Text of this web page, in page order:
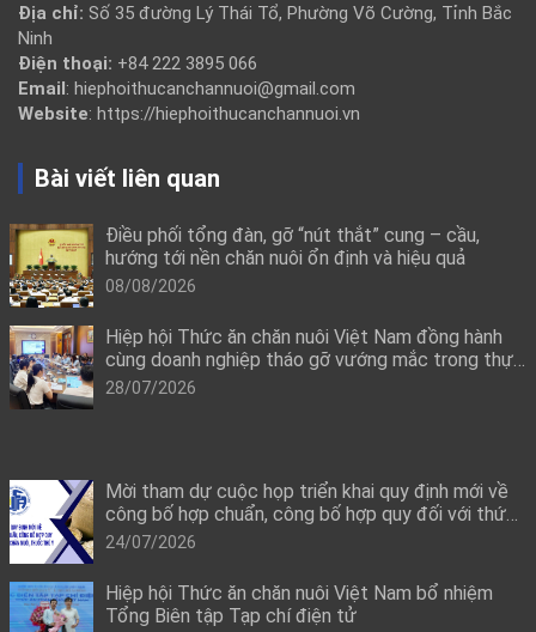
Địa chỉ: Số 35 đường Lý Thái Tổ, Phường Võ Cường, Tỉnh Bắc
Ninh
Điện thoại: +84 222 3895 066
Email: hiephoithucanchannuoi@gmail.com
Website: https://hiephoithucanchannuoi.vn
Bài viết liên quan
Điều phối tổng đàn, gỡ “nút thắt” cung – cầu,
hướng tới nền chăn nuôi ổn định và hiệu quả
08/08/2026
Hiệp hội Thức ăn chăn nuôi Việt Nam đồng hành
cùng doanh nghiệp tháo gỡ vướng mắc trong thực
thi quy định mới về công bố hợp quy
28/07/2026
Mời tham dự cuộc họp triển khai quy định mới về
công bố hợp chuẩn, công bố hợp quy đối với thức
ăn chăn nuôi, thuốc thú y
24/07/2026
Hiệp hội Thức ăn chăn nuôi Việt Nam bổ nhiệm
Tổng Biên tập Tạp chí điện tử